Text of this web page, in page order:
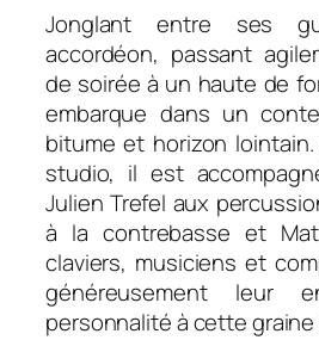
Jonglant entre ses
accordéon, passant
de soirée à un haute de
embarque dans un
bitume et horizon
studio, il est
Julien Trefel aux
à la contrebasse et
claviers, musiciens et
généreusement leur
personnalité à cette